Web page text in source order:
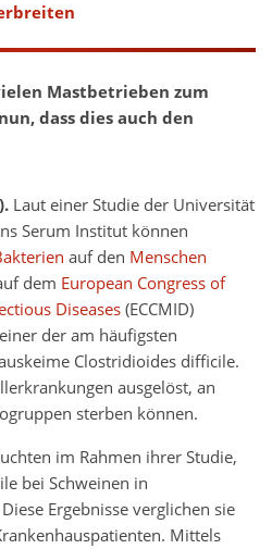
Mastbetrieben zum
dass dies auch den
Laut einer Studie der Universität
Serum Institut können
auf den Menschen
dem European Congress of
Diseases(ECCMID)
der am häufigsten
Clostridioides difficile.
ausgelöst, an
sterben können.
im Rahmen ihrer Studie,
bei Schweinen in
Ergebnisse verglichen sie
Mittels